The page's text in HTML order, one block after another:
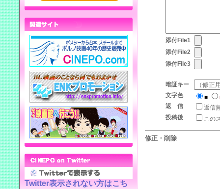
添付File1
添付File2
添付File3
暗証キー
文字色
■
返 信
返信
投稿後
この
修正・削除
Twitter表示されない方はこち